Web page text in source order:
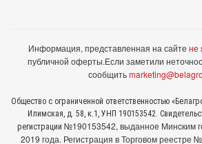
Информация, представленная на сайте не
публичной оферты.Если заметили
сообщить
Общество с ограниченной ответственностью
Илимская, д. 58, к.1, УНП 190153542.
регистрации №190153542, выданное Минcким
2019 года. Регистрация в Торговом реестре